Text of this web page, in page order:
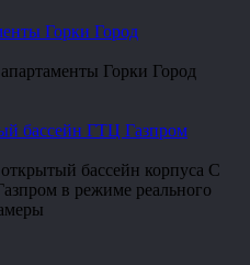
Горки Город
Горки Город
бассейн ГТЦ Газпром
бассейн корпуса С
в режиме реального